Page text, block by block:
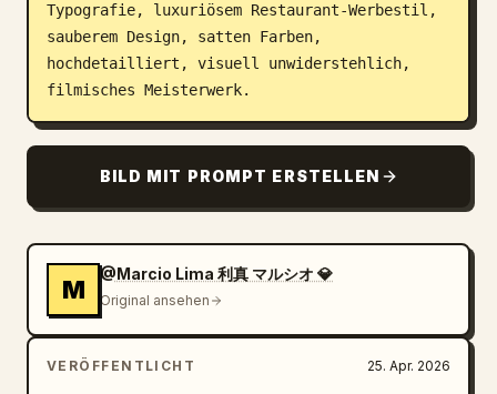
Typografie, luxuriösem Restaurant-Werbestil,
sauberem Design, satten Farben,
hochdetailliert, visuell unwiderstehlich,
filmisches Meisterwerk.
BILD MIT PROMPT ERSTELLEN
M
@Marcio Lima 利真 マルシオ 💎
Original ansehen
VERÖFFENTLICHT 25. Apr. 2026